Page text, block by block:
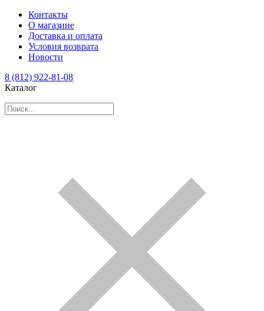
Контакты
О магазине
Доставка и оплата
Условия возврата
Новости
8 (812) 922-81-08
Каталог